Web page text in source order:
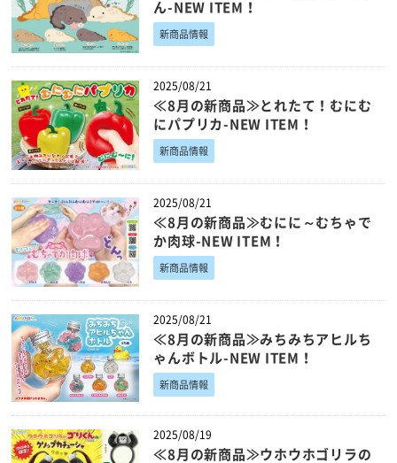
ん-NEW ITEM！
新商品情報
2025/08/21
≪8月の新商品≫とれたて！むにむ
にパプリカ-NEW ITEM！
新商品情報
2025/08/21
≪8月の新商品≫むにに～むちゃで
か肉球-NEW ITEM！
新商品情報
2025/08/21
≪8月の新商品≫みちみちアヒルち
ゃんボトル-NEW ITEM！
新商品情報
2025/08/19
≪8月の新商品≫ウホウホゴリラの